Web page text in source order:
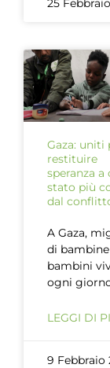
25
Gaza: uniti
restituire
speranza a
stato più
dal
A Gaza,
di
bambini
ogni
LEGGI DI
9 Febbraio